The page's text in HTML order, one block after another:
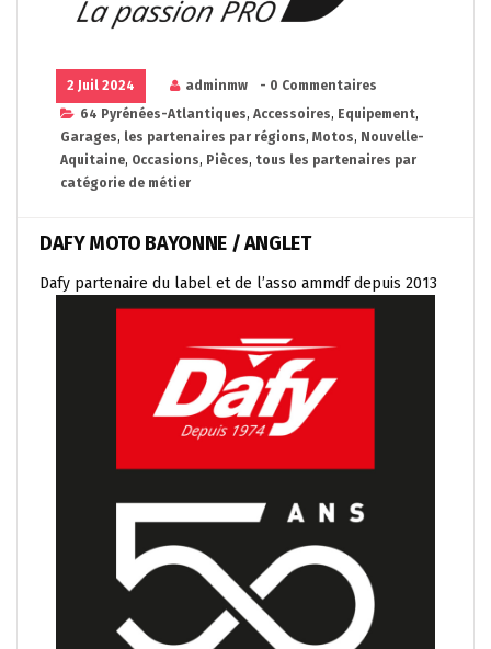
2 Juil 2024 adminmw
- 0 Commentaires
64 Pyrénées-Atlantiques, Accessoires, Equipement,
Garages, les partenaires par régions, Motos, Nouvelle-
Aquitaine, Occasions, Pièces, tous les partenaires par
catégorie de métier
DAFY MOTO BAYONNE / ANGLET
Dafy partenaire du label et de l’asso ammdf depuis 2013